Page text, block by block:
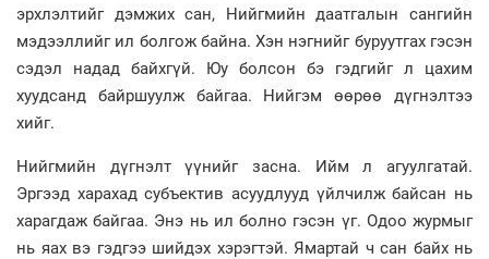
эрхлэлтийг дэмжих сан, Нийгмийн даатгалын сангийн
мэдээллийг ил болгож байна. Хэн нэгнийг буруутгах гэсэн
сэдэл надад байхгүй. Юу болсон бэ гэдгийг л цахим
хуудсанд байршуулж байгаа. Нийгэм өөрөө дүгнэлтээ
хийг.
Нийгмийн дүгнэлт үүнийг засна. Ийм л агуулгатай.
Эргээд харахад субъектив асуудлууд үйлчилж байсан нь
харагдаж байгаа. Энэ нь ил болно гэсэн үг. Одоо журмыг
нь яах вэ гэдгээ шийдэх хэрэгтэй. Ямартай ч сан байх нь